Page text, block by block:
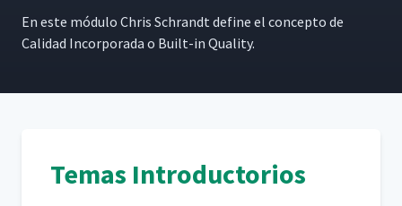
En este módu­lo Chris Schrandt define el con­cep­to de
Cal­i­dad Incor­po­ra­da o Built-in Quality.
Temas Introductorios